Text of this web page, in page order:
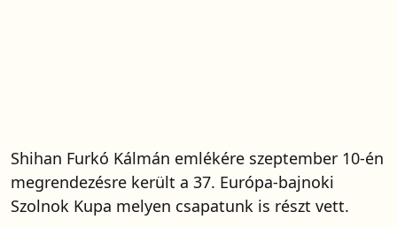
Shihan Furkó Kálmán emlékére szeptember 10-én
megrendezésre került a 37. Európa-bajnoki
Szolnok Kupa melyen csapatunk is részt vett.